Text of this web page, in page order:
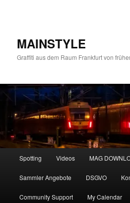
MAINSTYLE
Graffiti aus dem Raum Frankfurt von
Spotting Videos MAG
Sammler Angebote DSGVO
Community Support My Calendar